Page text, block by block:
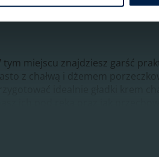
tym miejscu znajdziesz garść
z chałwą i dżemem